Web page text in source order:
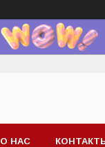
О НАС